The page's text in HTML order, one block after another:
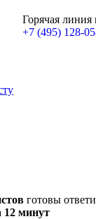
Горячая линия
+7 (495) 128-
готовы
12 минут